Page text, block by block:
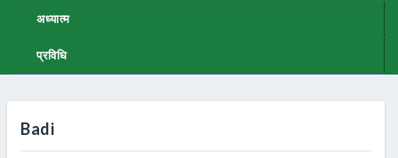
अध्यात्म
प्रविधि
Badi